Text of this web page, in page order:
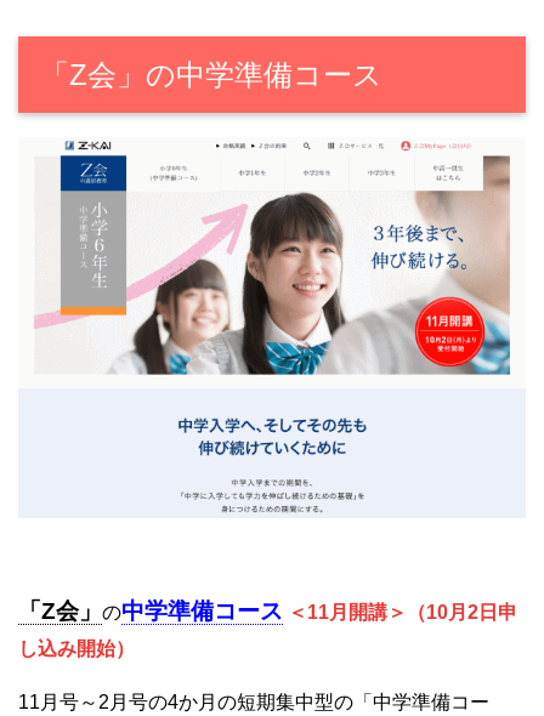
「Z会」の中学準備コース
「Z会」 の中学準備コース ＜11月開講＞（10月2日申
し込み開始）
11月号～2月号の4か月の短期集中型の「中学準備コー